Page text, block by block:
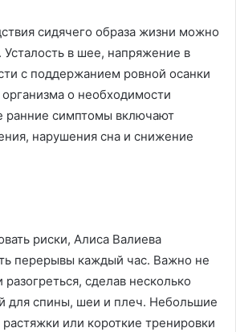
сидячего образа жизни можно
Усталость в шее, напряжение в
с поддержанием ровной осанки
о необходимости
ранние симптомы включают
нарушения сна и снижение
риски, Алиса Валиева
перерывы каждый час. Важно не
разогреться, сделав несколько
для спины, шеи и плеч. Небольшие
или короткие тренировки